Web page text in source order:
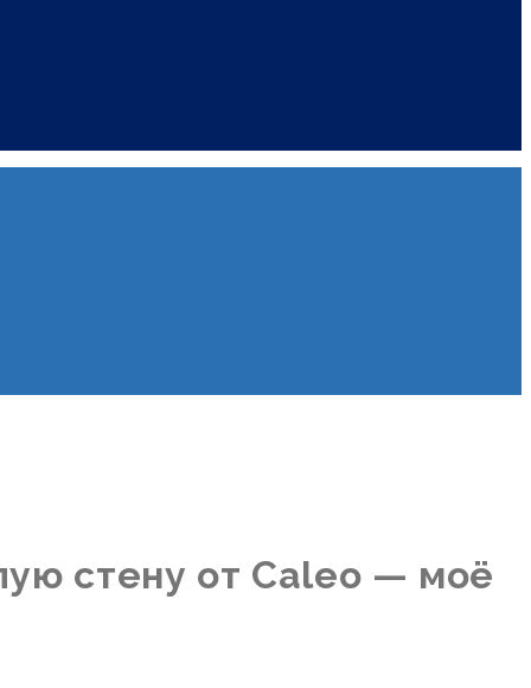
стену от Caleo — моё